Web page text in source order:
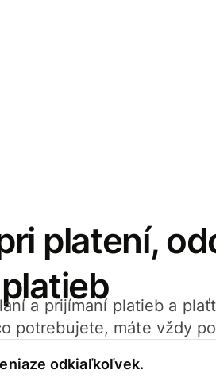
platení,
a prijímaní platieb a
potrebujete, máte vždy
odkiaľkoľvek.